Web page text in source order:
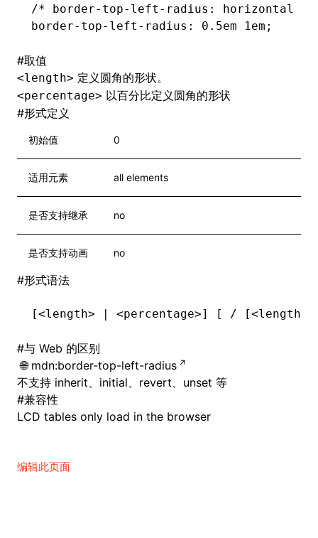
/* border-top-left-radius: horizontal
border-top-left-radius : 0 .5em 1em;
#取值
<length> 定义圆角的形状。
<percentage> 以百分比定义圆角的形状
#形式定义
初始值 0
适用元素 all elements
是否支持继承 no
是否支持动画 no
#形式语法
[<length> | <percentage>] [ / [<length>
#与 Web 的区别
mdn:border-top-left-radius
不支持 inherit、initial、revert、unset 等
#兼容性
LCD tables only load in the browser
编辑此页面